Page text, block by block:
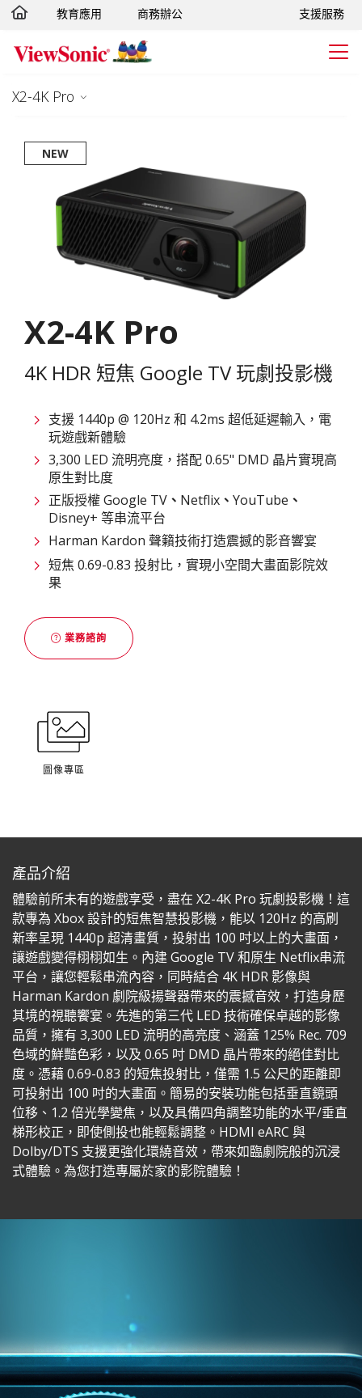
轉跳至主要內容
教育應用 商務辦公 支援服務
X2-4K Pro
NEW
X2-4K Pro
4K HDR 短焦 Google TV 玩劇投影機
支援 1440p @ 120Hz 和 4.2ms 超低延遲輸入，電
玩遊戲新體驗
3,300 LED 流明亮度，搭配 0.65" DMD 晶片實現高
原生對比度
正版授權 Google TV 、 Netflix 、 YouTube 、
Disney+ 等串流平台
Harman Kardon 聲籟技術打造震撼的影音響宴
短焦 0.69-0.83 投射比，實現小空間大畫面影院效
果
業務諮詢
圖像專區
產品介紹
體驗前所未有的遊戲享受，盡在 X2-4K Pro 玩劇投影機！這
款專為 Xbox 設計的短焦智慧投影機，能以 120Hz 的高刷
新率呈現 1440p 超清畫質，投射出 100 吋以上的大畫面，
讓遊戲變得栩栩如生。內建 Google TV 和原生 Netflix串流
平台，讓您輕鬆串流內容，同時結合 4K HDR 影像與
Harman Kardon 劇院級揚聲器帶來的震撼音效，打造身歷
其境的視聽饗宴。先進的第三代 LED 技術確保卓越的影像
品質，擁有 3,300 LED 流明的高亮度、涵蓋 125% Rec. 709
色域的鮮豔色彩，以及 0.65 吋 DMD 晶片帶來的絕佳對比
度。憑藉 0.69-0.83 的短焦投射比，僅需 1.5 公尺的距離即
可投射出 100 吋的大畫面。簡易的安裝功能包括垂直鏡頭
位移、1.2 倍光學變焦，以及具備四角調整功能的水平/垂直
梯形校正，即使側投也能輕鬆調整。HDMI eARC 與
Dolby/DTS 支援更強化環繞音效，帶來如臨劇院般的沉浸
式體驗。為您打造專屬於家的影院體驗！